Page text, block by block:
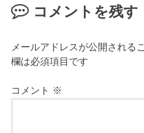
コメントを残す
メールアドレスが公開される
欄は必須項目です
コメント ※